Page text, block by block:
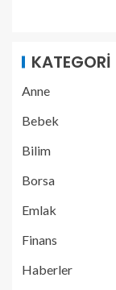
KATEGORI
Anne
Bebek
Bilim
Borsa
Emlak
Finans
Haberler